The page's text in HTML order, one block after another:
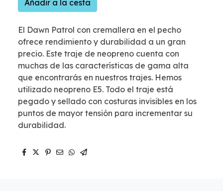
Añadir a la cesta
El Dawn Patrol con cremallera en el pecho
ofrece rendimiento y durabilidad a un gran
precio. Este traje de neopreno cuenta con
muchas de las características de gama alta
que encontrarás en nuestros trajes. Hemos
utilizado neopreno E5. Todo el traje está
pegado y sellado con costuras invisibles en los
puntos de mayor tensión para incrementar su
durabilidad.